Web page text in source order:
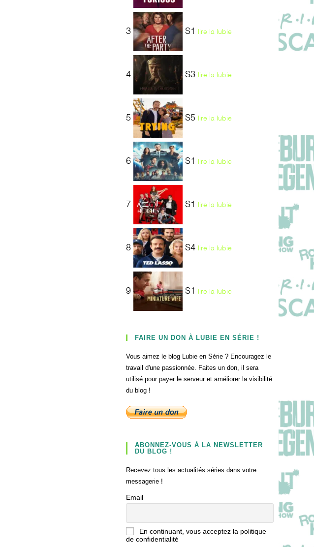
3 S1 lire la lubie
4 S3 lire la lubie
5 S5 lire la lubie
6 S1 lire la lubie
7 S1 lire la lubie
8 S4 lire la lubie
9 S1 lire la lubie
FAIRE UN DON À LUBIE EN SÉRIE !
Vous aimez le blog Lubie en Série ? Encouragez le
travail d'une passionnée. Faites un don, il sera
utilisé pour payer le serveur et améliorer la visibilité
du blog !
ABONNEZ-VOUS À LA NEWSLETTER
DU BLOG !
Recevez tous les actualités séries dans votre
messagerie !
Email
En continuant, vous acceptez la politique
de confidentialité